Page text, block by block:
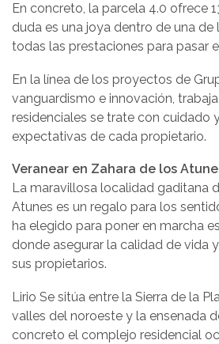
En concreto, la parcela 4.0 ofrece
duda es una joya dentro de una
todas las prestaciones para pasar
En la línea de los proyectos de
vanguardismo e innovación,
residenciales se trate con cuidado
expectativas de cada propietario.
Veranear en Zahara de los
La maravillosa localidad gaditana
Atunes es un regalo para los
ha elegido para poner en marcha
donde asegurar la calidad de vida
sus propietarios.
Lirio Se sitúa entre la Sierra de la
valles del noroeste y la ensenada
concreto el complejo residencial